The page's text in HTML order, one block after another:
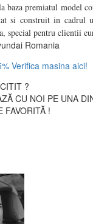
baza premiatul model
si construit in cadrul
special pentru clientii
Romania
?
CU NOI PE UNA
FAVORITĂ !